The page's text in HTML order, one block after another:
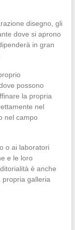
disegno, gli
dove si aprono
in gran
possono
la propria
nel
nel campo
o ai laboratori
e le loro
è anche
propria galleria